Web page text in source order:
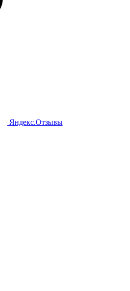
Яндекс.Отзывы